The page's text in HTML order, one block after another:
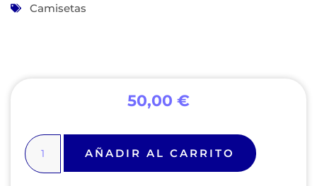
Camisetas
50,00 €
AÑADIR AL CARRITO